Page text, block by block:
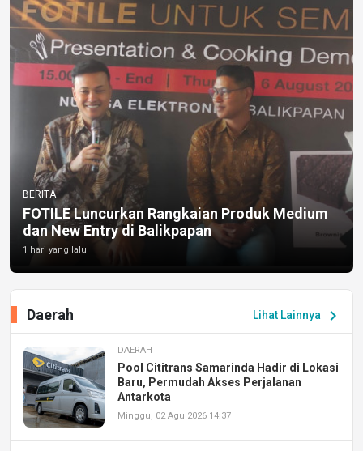
BERITA
FOTILE Luncurkan Rangkaian Produk Medium
dan New Entry di Balikpapan
1 hari yang lalu
Lihat Lainnya chevron_right
Daerah
DAERAH
Pool Cititrans Samarinda Hadir di Lokasi
Baru, Permudah Akses Perjalanan
Antarkota
Minggu, 02 Agu 2026 14:37